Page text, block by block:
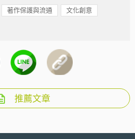
著作保護與流通
文化創意
推薦文章